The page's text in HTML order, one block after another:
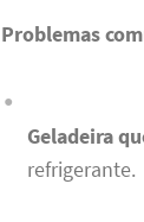
Problemas
Geladeira
refrigerante.